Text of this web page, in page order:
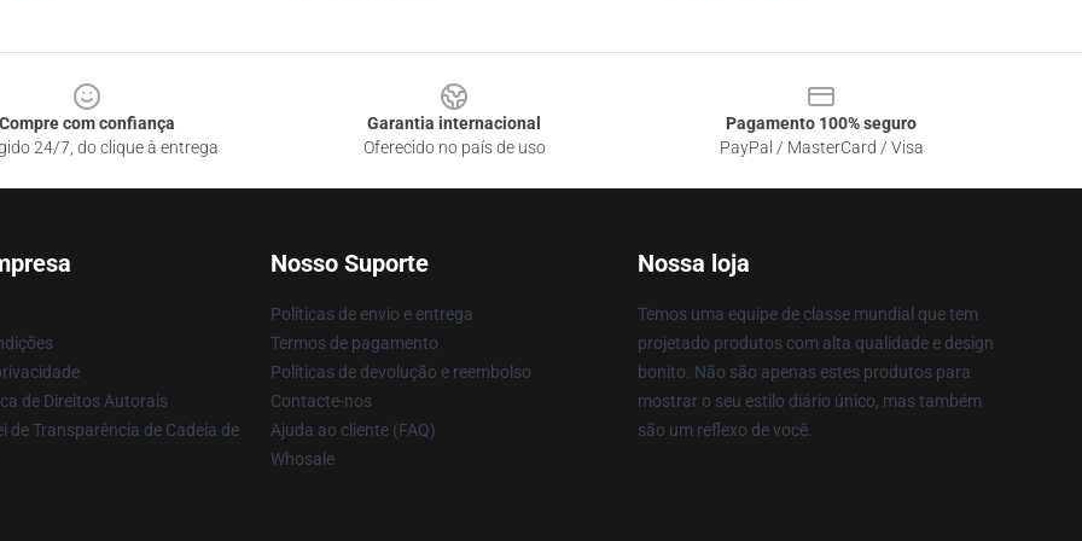
Compre com confiança
24/7, do clique à entrega
Garantia internacional
Oferecido no país de uso
Pagamento 100% seguro
PayPal / MasterCard / Visa
de Direitos Autorais
de Transparência de Cadeia de
Nosso Suporte
Políticas de envio e entrega
Termos de pagamento
Políticas de devolução e reembolso
Contacte-nos
Ajuda ao cliente (FAQ)
Whosale
Nossa loja
Temos uma equipe de classe mundial que tem
projetado produtos com alta qualidade e design
bonito. Não são apenas estes produtos para
mostrar o seu estilo diário único, mas também
são um reflexo de você.